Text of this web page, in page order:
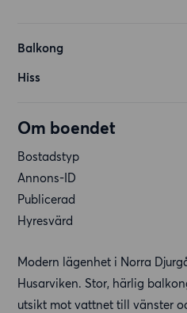
Balkong
Hiss
Om boendet
Bostadstyp
Annons-ID
Publicerad
Hyresvärd
Modern lägenhet i Norra
Husarviken. Stor, härlig
utsikt mot vattnet till vänster